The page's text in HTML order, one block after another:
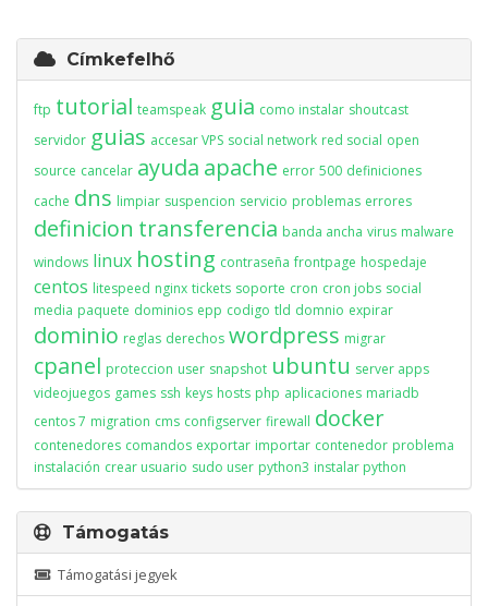
Címkefelhő
ftp tutorial teamspeak guia como instalar shoutcast
servidor guias accesar VPS social network red social open
source cancelar ayuda apache error 500 definiciones
cache dns limpiar suspencion servicio problemas errores
definicion transferencia banda ancha virus malware
windows linux hosting contraseña frontpage hospedaje
centos litespeed nginx tickets soporte cron cron jobs social
media paquete dominios epp codigo tld domnio expirar
dominio reglas derechos wordpress migrar
cpanel proteccion user snapshot ubuntu server apps
videojuegos games ssh keys hosts php aplicaciones mariadb
centos 7 migration cms configserver firewall docker
contenedores comandos exportar importar contenedor problema
instalación crear usuario sudo user python3 instalar python
Támogatás
Támogatási jegyek